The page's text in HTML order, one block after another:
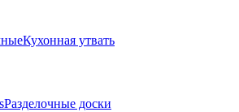
Кухонная утвать
Разделочные доски